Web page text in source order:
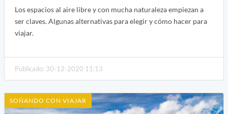
Los espacios al aire libre y con mucha naturaleza empiezan a
ser claves. Algunas alternativas para elegir y cómo hacer para
viajar.
Publicado: 30-12-2020 11:13
SOÑANDO CON VIAJAR